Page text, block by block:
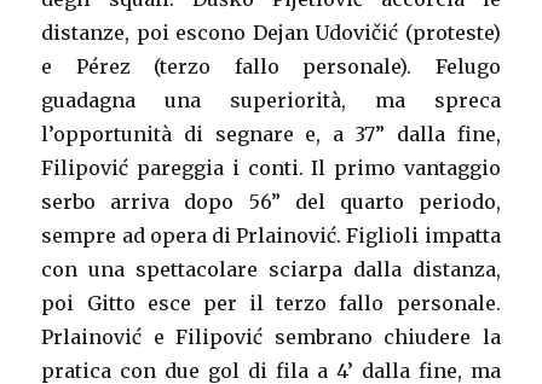
distanze, poi escono Dejan Udovičić (proteste)
e Pérez (terzo fallo personale). Felugo
guadagna una superiorità, ma spreca
l’opportunità di segnare e, a 37” dalla fine,
Filipović pareggia i conti. Il primo vantaggio
serbo arriva dopo 56” del quarto periodo,
sempre ad opera di Prlainović. Figlioli impatta
con una spettacolare sciarpa dalla distanza,
poi Gitto esce per il terzo fallo personale.
Prlainović e Filipović sembrano chiudere la
pratica con due gol di fila a 4’ dalla fine, ma